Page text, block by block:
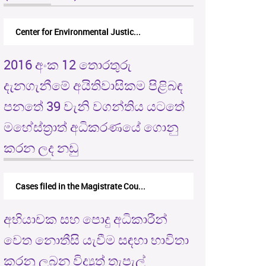
Center for Environmental Justic...
2016 අංක 12 තොරතුරු
දැනගැනීමේ අයිතිවාසිකම පිළිබඳ
පනතේ 39 වැනි වගන්තිය යටතේ
මහේස්ත්‍රාත් අධිකරණයේ ගොනු
කරන ලද නඩු
Cases filed in the Magistrate Cou...
අභියාචක සහ පොදු අධිකාරීන්
වෙත නොතීසි යැවීම සඳහා භාවිතා
කරනු ලබන විද්‍යුත් තැපැල්